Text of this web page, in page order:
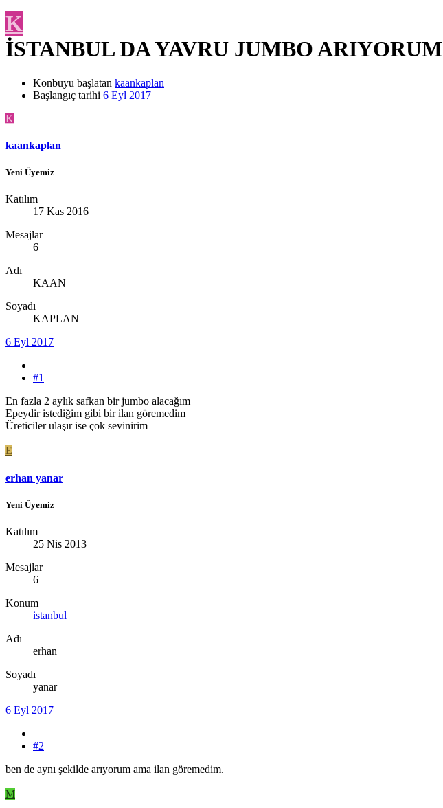
K
İSTANBUL DA YAVRU JUMBO ARIYORUM
Konbuyu başlatan kaankaplan
Başlangıç tarihi 6 Eyl 2017
K
kaankaplan
Yeni Üyemiz
Katılım
17 Kas 2016
Mesajlar
6
Adı
KAAN
Soyadı
KAPLAN
6 Eyl 2017
#1
En fazla 2 aylık safkan bir jumbo alacağım
Epeydir istediğim gibi bir ilan göremedim
Üreticiler ulaşır ise çok sevinirim
E
erhan yanar
Yeni Üyemiz
Katılım
25 Nis 2013
Mesajlar
6
Konum
istanbul
Adı
erhan
Soyadı
yanar
6 Eyl 2017
#2
ben de aynı şekilde arıyorum ama ilan göremedim.
M